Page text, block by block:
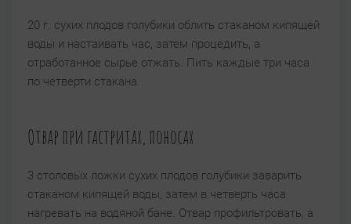
20 г. сухих плодов голубики облить стаканом кипящей
воды и настаивать час, затем процедить, а
отработанное сырье отжать. Пить каждые три часа
по четверти стакана.
Отвар при гастритах, поносах
3 столовых ложки сухих плодов голубики заварить
стаканом кипящей воды, затем в четверть часа
нагревать на водяной бане. Отвар профильтровать, а